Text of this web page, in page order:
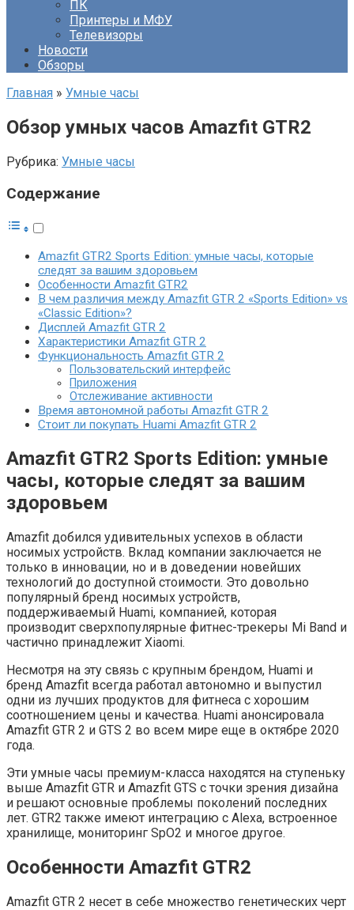
ПК
Принтеры и МФУ
Телевизоры
Новости
Обзоры
Главная » Умные часы
Обзор умных часов Amazfit GTR2
Рубрика: Умные часы
Содержание
Amazfit GTR2 Sports Edition: умные часы, которые
следят за вашим здоровьем
Особенности Amazfit GTR2
В чем различия между Amazfit GTR 2 «Sports Edition» vs
«Classic Edition»?
Дисплей Amazfit GTR 2
Характеристики Amazfit GTR 2
Функциональность Amazfit GTR 2
Пользовательский интерфейс
Приложения
Отслеживание активности
Время автономной работы Amazfit GTR 2
Стоит ли покупать Huami Amazfit GTR 2
Amazfit GTR2 Sports Edition: умные
часы, которые следят за вашим
здоровьем
Amazfit добился удивительных успехов в области
носимых устройств. Вклад компании заключается не
только в инновации, но и в доведении новейших
технологий до доступной стоимости. Это довольно
популярный бренд носимых устройств,
поддерживаемый Huami, компанией, которая
производит сверхпопулярные фитнес-трекеры Mi Band и
частично принадлежит Xiaomi.
Несмотря на эту связь с крупным брендом, Huami и
бренд Amazfit всегда работал автономно и выпустил
одни из лучших продуктов для фитнеса с хорошим
соотношением цены и качества. Huami анонсировала
Amazfit GTR 2 и GTS 2 во всем мире еще в октябре 2020
года.
Эти умные часы премиум-класса находятся на ступеньку
выше Amazfit GTR и Amazfit GTS с точки зрения дизайна
и решают основные проблемы поколений последних
лет. GTR2 также имеют интеграцию с Alexa, встроенное
хранилище, мониторинг SpO2 и многое другое.
Особенности Amazfit GTR2
Amazfit GTR 2 несет в себе множество генетических черт